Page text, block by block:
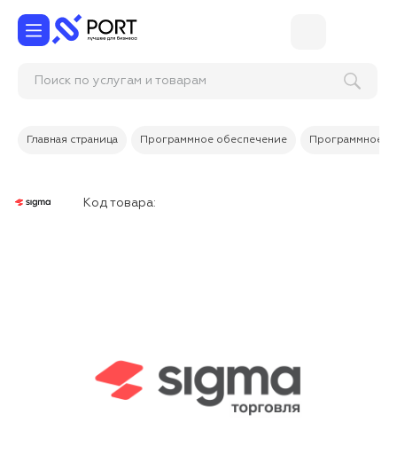
Поиск по услугам и товарам
Главная страница Программное обеспечение Программное
Код товара: